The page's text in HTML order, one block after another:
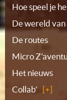
Hoe speel je
De wereld
De routes
Micro
Het nieuws
Collab'